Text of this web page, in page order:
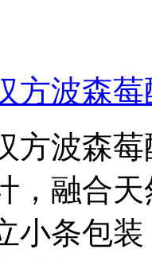
方波森
方波森
，融合
小条包